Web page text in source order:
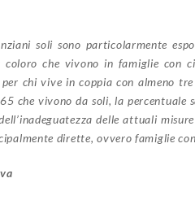
soli sono particolarmente
coloro che vivono in famiglie con
chi vive in coppia con almeno
che vivono da soli, la percentuale
delle attuali
dirette, ovvero famiglie